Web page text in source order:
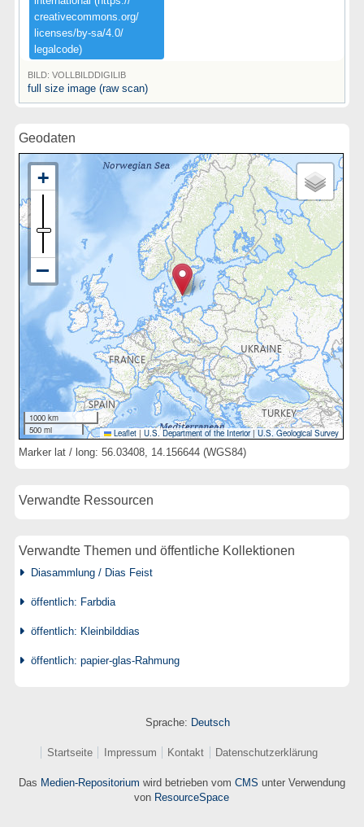
creativecommons.​org/​
licenses/​by-​sa/​4.​0/​
legalcode)​
BILD: VOLLBILDDIGILIB
full size image (raw scan)
Geodaten
1000 km
500 mi
Leaflet | U.S. Department of the Interior|U.S. Geological Survey
Marker lat / long: 56.03408, 14.156644 (WGS84)
Verwandte Ressourcen
Verwandte Themen und öffentliche Kollektionen
Diasammlung / Dias Feist
öffentlich: Farbdia
öffentlich: Kleinbilddias
öffentlich: papier-glas-Rahmung
Sprache: Deutsch
Startseite Impressum Kontakt Datenschutzerklärung
Das Medien-Repositorium wird betrieben vom CMS unter Verwendung
von ResourceSpace